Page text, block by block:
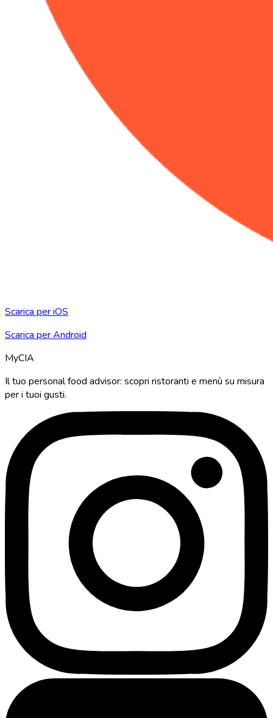
Scarica per iOS
Scarica per Android
MyCIA
Il tuo personal food advisor: scopri ristoranti e menù su misura
per i tuoi gusti.